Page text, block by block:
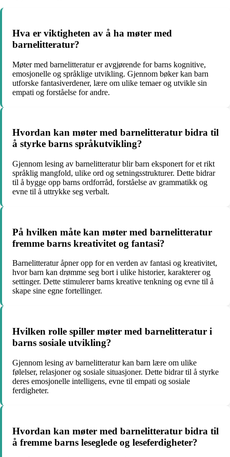
Hva er viktigheten av å ha møter med
barnelitteratur?
Møter med barnelitteratur er avgjørende for barns kognitive,
emosjonelle og språklige utvikling. Gjennom bøker kan barn
utforske fantasiverdener, lære om ulike temaer og utvikle sin
empati og forståelse for andre.
Hvordan kan møter med barnelitteratur bidra til
å styrke barns språkutvikling?
Gjennom lesing av barnelitteratur blir barn eksponert for et rikt
språklig mangfold, ulike ord og setningsstrukturer. Dette bidrar
til å bygge opp barns ordforråd, forståelse av grammatikk og
evne til å uttrykke seg verbalt.
På hvilken måte kan møter med barnelitteratur
fremme barns kreativitet og fantasi?
Barnelitteratur åpner opp for en verden av fantasi og kreativitet,
hvor barn kan drømme seg bort i ulike historier, karakterer og
settinger. Dette stimulerer barns kreative tenkning og evne til å
skape sine egne fortellinger.
Hvilken rolle spiller møter med barnelitteratur i
barns sosiale utvikling?
Gjennom lesing av barnelitteratur kan barn lære om ulike
følelser, relasjoner og sosiale situasjoner. Dette bidrar til å styrke
deres emosjonelle intelligens, evne til empati og sosiale
ferdigheter.
Hvordan kan møter med barnelitteratur bidra til
å fremme barns leseglede og leseferdigheter?